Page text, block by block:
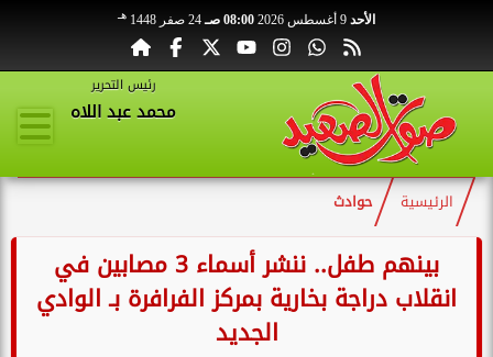
الأحد 08:00 صـ 24 صفر 1448 هـ
رئيس التحرير
محمد عبد اللاه
الرئيسية حوادث
بينهم طفل.. ننشر أسماء 3 مصابين في
انقلاب دراجة بخارية بمركز الفرافرة بـ الوادي
الجديد